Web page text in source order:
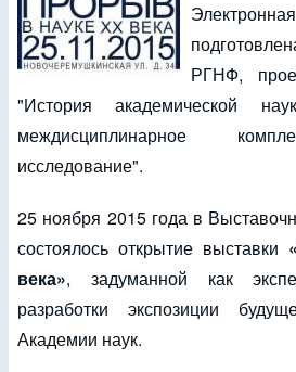
РГНФ,
"История академической
междисциплинарное
исследование".
25 ноября 2015 года в
состоялось открытие выставки
века», задуманной как
разработки экспозиции
Академии наук.